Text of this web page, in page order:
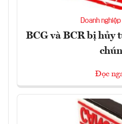
Doanh
BCG và BCR bị hủy
Đọc